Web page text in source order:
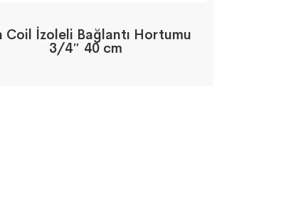
Coil İzoleli Bağlantı Hortumu
3/4″ 40 cm